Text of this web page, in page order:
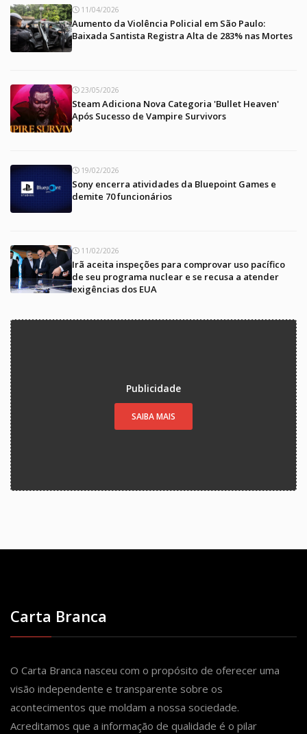
11/04/2026
Aumento da Violência Policial em São Paulo:
Baixada Santista Registra Alta de 283% nas Mortes
23/05/2026
Steam Adiciona Nova Categoria 'Bullet Heaven'
Após Sucesso de Vampire Survivors
19/02/2026
Sony encerra atividades da Bluepoint Games e
demite 70 funcionários
11/02/2026
Irã aceita inspeções para comprovar uso pacífico
de seu programa nuclear e se recusa a atender
exigências dos EUA
Publicidade
SAIBA MAIS
Carta Branca
O Carta Branca nasceu com o propósito de oferecer uma
visão independente e transparente sobre os
acontecimentos que moldam a nossa sociedade.
Acreditamos que a informação de qualidade é o pilar